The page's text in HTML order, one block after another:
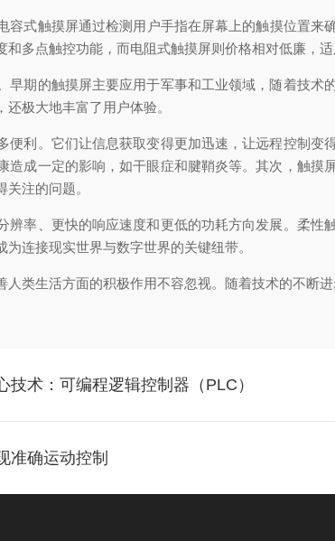
容式触摸屏通过检测用户手指在屏幕上的触摸位置
多点触控功能，而电阻式触摸屏则价格相对低廉，适
的触摸屏主要应用于军事和工业领域，随着技术
极大地丰富了用户体验。
。它们让信息获取变得更加迅速，让远程控制变
成一定的影响，如干眼症和腱鞘炎等。其次，触
注的问题。
率、更快的响应速度和更低的功耗方向发展。柔性
连接现实世界与数字世界的关键纽带。
生活方面的积极作用不容忽视。随着技术的不断进
术：可编程逻辑控制器（PLC）
准确运动控制